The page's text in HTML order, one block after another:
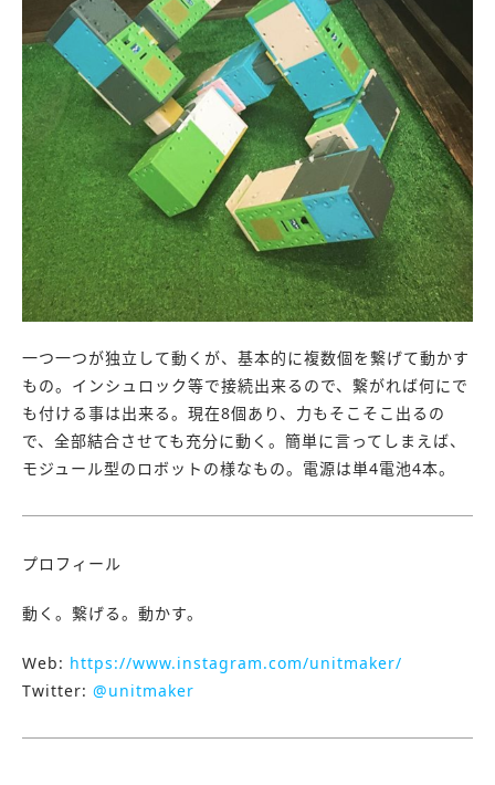
一つ一つが独立して動くが、基本的に複数個を繋げて動かす
もの。インシュロック等で接続出来るので、繋がれば何にで
も付ける事は出来る。現在8個あり、力もそこそこ出るの
で、全部結合させても充分に動く。簡単に言ってしまえば、
モジュール型のロボットの様なもの。電源は単4電池4本。
プロフィール
動く。繋げる。動かす。
Web: https://www.instagram.com/unitmaker/
Twitter: @unitmaker